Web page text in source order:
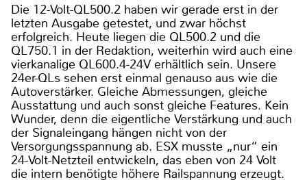
Die 12-Volt-QL500.2 haben wir gerade erst in der
letzten Ausgabe getestet, und zwar höchst
erfolgreich. Heute liegen die QL500.2 und die
QL750.1 in der Redaktion, weiterhin wird auch eine
vierkanalige QL600.4-24V erhältlich sein. Unsere
24er-QLs sehen erst einmal genauso aus wie die
Autoverstärker. Gleiche Abmessungen, gleiche
Ausstattung und auch sonst gleiche Features. Kein
Wunder, denn die eigentliche Verstärkung und auch
der Signaleingang hängen nicht von der
Versorgungsspannung ab. ESX musste „nur“ ein
24-Volt-Netzteil entwickeln, das eben von 24 Volt
die intern benötigte höhere Railspannung erzeugt.